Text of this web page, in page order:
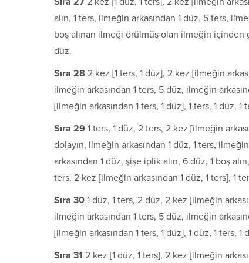
alın, 1 ters, ilmeğin arkasından 1 düz, 5 ters,
boş alınan ilmeği örülmüş olan ilmeğin içinden
düz.
Sıra 28 2 kez [1 ters, 1 düz], 2 kez [ilmeğin
ilmeğin arkasından 1 ters, 5 düz, ilmeğin
[ilmeğin arkasından 1 ters, 1 düz], 1 ters, 1 düz, 1
Sıra 29 1 ters, 1 düz, 2 ters, 2 kez [ilmeğin
dolayın, ilmeğin arkasından 1 düz, 1 ters,
arkasından 1 düz, şişe iplik alın, 6 düz, 1 boş
ters, 2 kez [ilmeğin arkasından 1 düz, 1 ters], 1
Sıra 30 1 düz, 1 ters, 2 düz, 2 kez [ilmeğin
ilmeğin arkasından 1 ters, 5 düz, ilmeğin
[ilmeğin arkasından 1 ters, 1 düz], 1 düz, 1 ters, 1
Sıra 31 2 kez [1 düz, 1 ters], 2 kez [ilmeğin